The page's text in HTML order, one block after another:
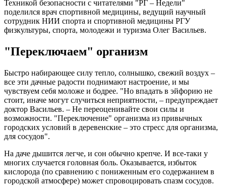
Техникой безопасности с читателями "РГ – Недели"
поделился врач спортивной медицины, ведущий научный
сотрудник НИИ спорта и спортивной медицины РГУ
физкультуры, спорта, молодежи и туризма Олег Васильев.
"Переключаем" организм
Быстро набирающее силу тепло, солнышко, свежий воздух –
все эти дачные радости поднимают настроение, и мы
чувствуем себя моложе и бодрее. "Но впадать в эйфорию не
стоит, иначе могут случиться неприятности, – предупреждает
доктор Васильев. – Не переоценивайте свои силы и
возможности. "Переключение" организма из привычных
городских условий в деревенские – это стресс для организма,
для сосудов".
На даче дышится легче, и сон обычно крепче. И все-таки у
многих случается головная боль. Оказывается, избыток
кислорода (по сравнению с пониженным его содержанием в
городской атмосфере) может спровоцировать спазм сосудов.